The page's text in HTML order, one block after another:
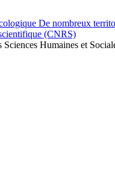
De nombreux
Sciences Humaines et